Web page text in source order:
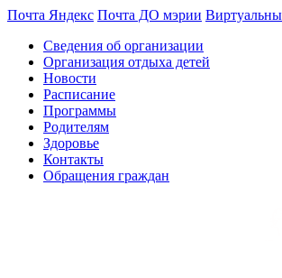
Почта Яндекс Почта ДО мэрии
Сведения об организации
Организация отдыха детей
Новости
Расписание
Программы
Родителям
Здоровье
Контакты
Обращения граждан